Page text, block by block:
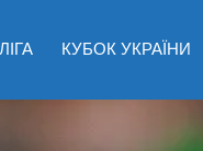
КУБОК УКРАЇНИ